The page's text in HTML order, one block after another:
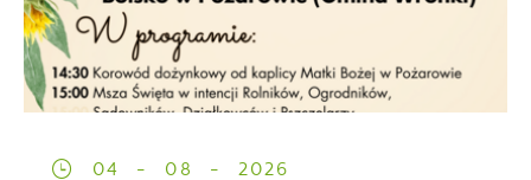
04 - 08 - 2026